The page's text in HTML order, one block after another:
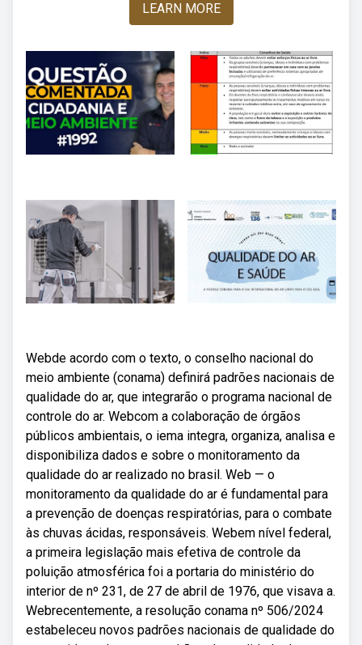
LEARN MORE
Webde acordo com o texto, o conselho nacional do
meio ambiente (conama) definirá padrões nacionais de
qualidade do ar, que integrarão o programa nacional de
controle do ar. Webcom a colaboração de órgãos
públicos ambientais, o iema integra, organiza, analisa e
disponibiliza dados e sobre o monitoramento da
qualidade do ar realizado no brasil. Web — o
monitoramento da qualidade do ar é fundamental para
a prevenção de doenças respiratórias, para o combate
às chuvas ácidas, responsáveis. Webem nível federal,
a primeira legislação mais efetiva de controle da
poluição atmosférica foi a portaria do ministério do
interior de nº 231, de 27 de abril de 1976, que visava a.
Webrecentemente, a resolução conama nº 506/2024
estabeleceu novos padrões nacionais de qualidade do